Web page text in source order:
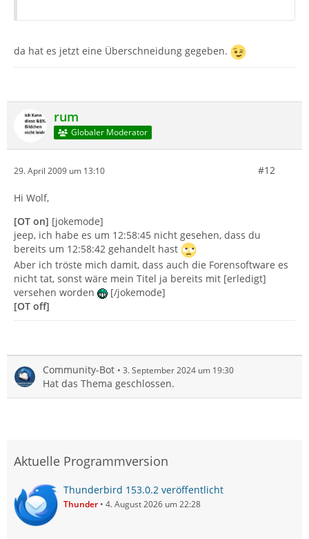
da hat es jetzt eine Überschneidung gegeben.
rum
Globaler Moderator
29. April 2009 um 13:10 #12
Hi Wolf,
[OT on] [jokemode]
jeep, ich habe es um 12:58:45 nicht gesehen, dass du
bereits um 12:58:42 gehandelt hast
Aber ich tröste mich damit, dass auch die Forensoftware es
nicht tat, sonst wäre mein Titel ja bereits mit [erledigt]
versehen worden
[/jokemode]
[OT off]
Community-Bot 3. September 2024 um 19:30
Hat das Thema geschlossen.
Aktuelle Programmversion
Thunderbird 153.0.2 veröffentlicht
Thunder 4. August 2026 um 22:28